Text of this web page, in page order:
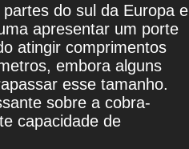
do sul da Europa e
apresentar um porte
atingir comprimentos
embora alguns
esse tamanho.
sobre a cobra-
capacidade de